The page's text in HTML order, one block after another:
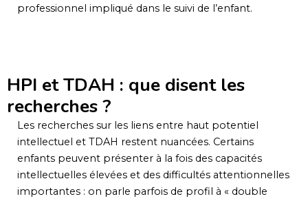
professionnel impliqué dans le suivi de l’enfant.
HPI et TDAH : que disent les
recherches ?
Les recherches sur les liens entre haut potentiel
intellectuel et TDAH restent nuancées. Certains
enfants peuvent présenter à la fois des capacités
intellectuelles élevées et des difficultés attentionnelles
importantes : on parle parfois de profil à « double